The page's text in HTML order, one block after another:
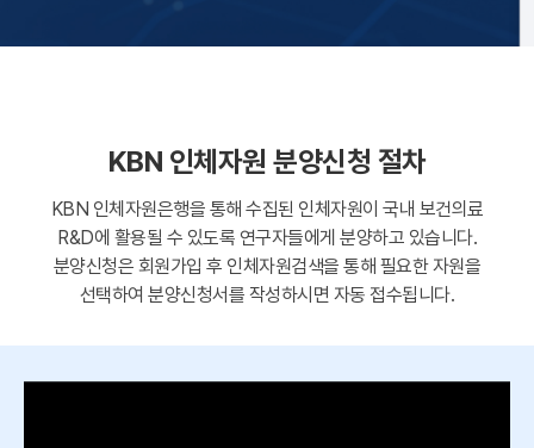
KBN 인체자원 분양신청 절차
KBN 인체자원은행을 통해 수집된 인체자원이 국내 보건의료
R&D에 활용될 수 있도록 연구자들에게 분양하고 있습니다.
분양신청은 회원가입 후 인체자원검색을 통해 필요한 자원을
선택하여 분양신청서를 작성하시면 자동 접수됩니다.